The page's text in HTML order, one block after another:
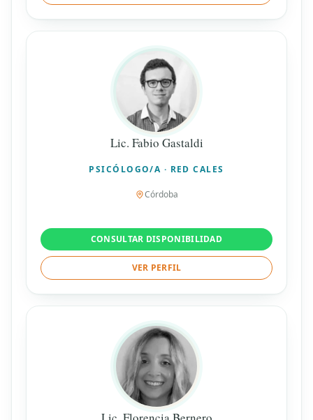
Lic. Fabio Gastaldi
PSICÓLOGO/A · RED CALES
Córdoba
CONSULTAR DISPONIBILIDAD
VER PERFIL